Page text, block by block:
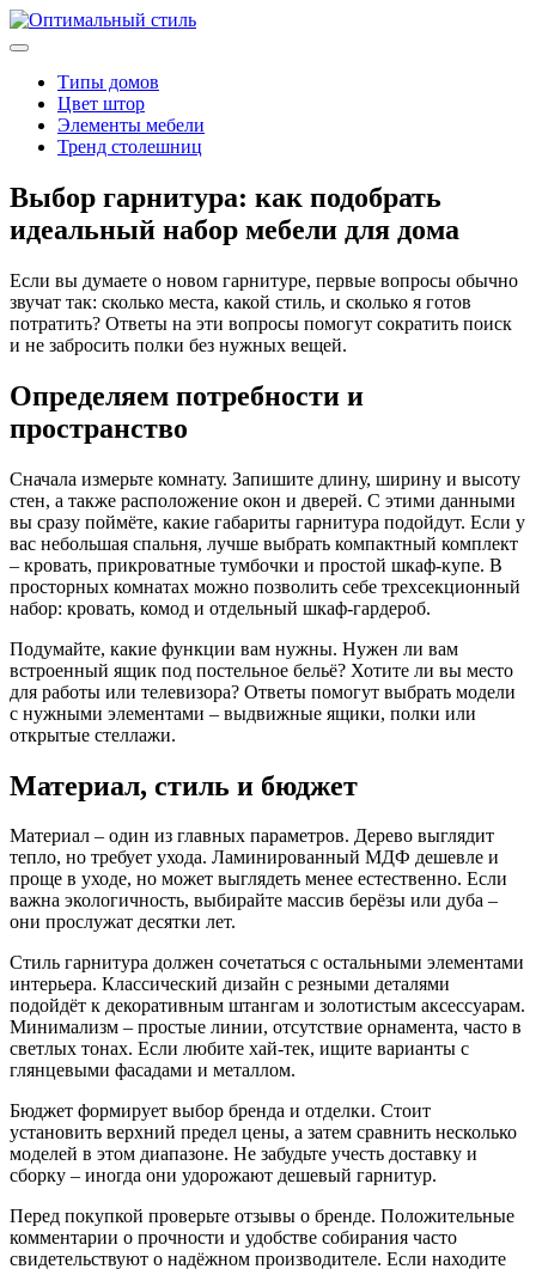
Типы домов
Цвет штор
Элементы мебели
Тренд столешниц
Выбор гарнитура: как подобрать
идеальный набор мебели для дома
Если вы думаете о новом гарнитуре, первые вопросы обычно
звучат так: сколько места, какой стиль, и сколько я готов
потратить? Ответы на эти вопросы помогут сократить поиск
и не забросить полки без нужных вещей.
Определяем потребности и
пространство
Сначала измерьте комнату. Запишите длину, ширину и высоту
стен, а также расположение окон и дверей. С этими данными
вы сразу поймёте, какие габариты гарнитура подойдут. Если у
вас небольшая спальня, лучше выбрать компактный комплект
– кровать, прикроватные тумбочки и простой шкаф‑купе. В
просторных комнатах можно позволить себе трехсекционный
набор: кровать, комод и отдельный шкаф‑гардероб.
Подумайте, какие функции вам нужны. Нужен ли вам
встроенный ящик под постельное бельё? Хотите ли вы место
для работы или телевизора? Ответы помогут выбрать модели
с нужными элементами – выдвижные ящики, полки или
открытые стеллажи.
Материал, стиль и бюджет
Материал – один из главных параметров. Дерево выглядит
тепло, но требует ухода. Ламинированный МДФ дешевле и
проще в уходе, но может выглядеть менее естественно. Если
важна экологичность, выбирайте массив берёзы или дуба –
они прослужат десятки лет.
Стиль гарнитура должен сочетаться с остальными элементами
интерьера. Классический дизайн с резными деталями
подойдёт к декоративным штангам и золотистым аксессуарам.
Минимализм – простые линии, отсутствие орнамента, часто в
светлых тонах. Если любите хай‑тек, ищите варианты с
глянцевыми фасадами и металлом.
Бюджет формирует выбор бренда и отделки. Стоит
установить верхний предел цены, а затем сравнить несколько
моделей в этом диапазоне. Не забудьте учесть доставку и
сборку – иногда они удорожают дешевый гарнитур.
Перед покупкой проверьте отзывы о бренде. Положительные
комментарии о прочности и удобстве собирания часто
свидетельствуют о надёжном производителе. Если находите